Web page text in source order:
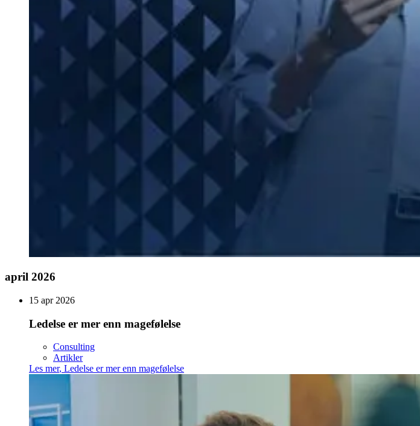
april 2026
15 apr 2026
Ledelse er mer enn magefølelse
Consulting
Artikler
Les mer, Ledelse er mer enn magefølelse